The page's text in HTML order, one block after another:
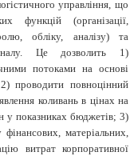
управління, що
функцій (організації,
обліку, аналізу) та
Це дозволить 1)
потоками на основі
проводити повноцінний
коливань в цінах на
у показниках бюджетів; 3)
матеріальних,
витрат корпоративної